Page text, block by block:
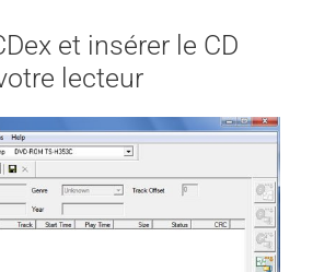
et insérer le CD
lecteur